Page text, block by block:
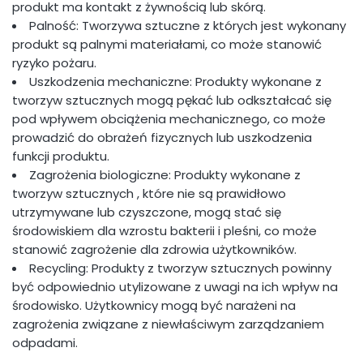
produkt ma kontakt z żywnością lub skórą.
Palność: Tworzywa sztuczne z których jest wykonany
produkt są palnymi materiałami, co może stanowić
ryzyko pożaru.
Uszkodzenia mechaniczne: Produkty wykonane z
tworzyw sztucznych mogą pękać lub odkształcać się
pod wpływem obciążenia mechanicznego, co może
prowadzić do obrażeń fizycznych lub uszkodzenia
funkcji produktu.
Zagrożenia biologiczne: Produkty wykonane z
tworzyw sztucznych , które nie są prawidłowo
utrzymywane lub czyszczone, mogą stać się
środowiskiem dla wzrostu bakterii i pleśni, co może
stanowić zagrożenie dla zdrowia użytkowników.
Recycling: Produkty z tworzyw sztucznych powinny
być odpowiednio utylizowane z uwagi na ich wpływ na
środowisko. Użytkownicy mogą być narażeni na
zagrożenia związane z niewłaściwym zarządzaniem
odpadami.